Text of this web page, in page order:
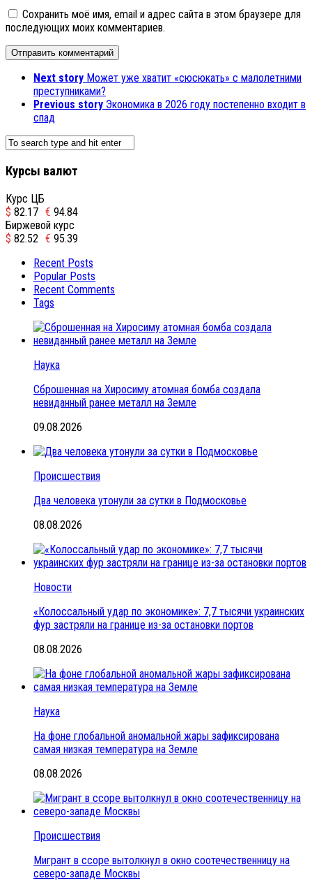
Сохранить моё имя, email и адрес сайта в этом браузере для
последующих моих комментариев.
Next story Может уже хватит «сюсюкать» с малолетними
преступниками?
Previous story Экономика в 2026 году постепенно входит в
спад
Курсы валют
Курс ЦБ
$ 82.17 € 94.84
Биржевой курс
$ 82.52 € 95.39
Recent Posts
Popular Posts
Recent Comments
Tags
Наука
Сброшенная на Хиросиму атомная бомба создала
невиданный ранее металл на Земле
09.08.2026
Происшествия
Два человека утонули за сутки в Подмосковье
08.08.2026
Новости
«Колоссальный удар по экономике»: 7,7 тысячи украинских
фур застряли на границе из-за остановки портов
08.08.2026
Наука
На фоне глобальной аномальной жары зафиксирована
самая низкая температура на Земле
08.08.2026
Происшествия
Мигрант в ссоре вытолкнул в окно соотечественницу на
северо-западе Москвы